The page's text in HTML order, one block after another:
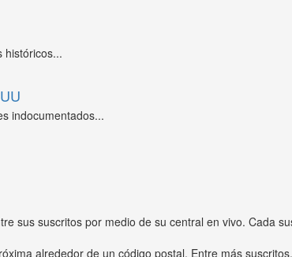
históricos...
indocumentados...
sus suscritos por medio de su central en vivo. Cada
alrededor de un código postal. Entre más